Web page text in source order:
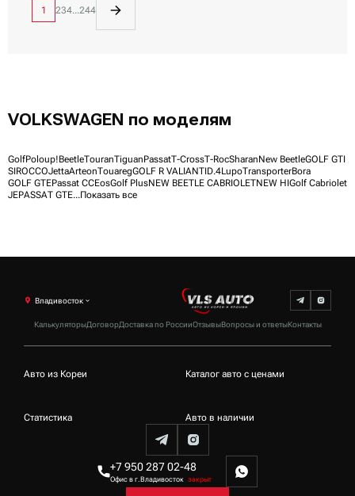
1 234...244
VOLKSWAGEN по моделям
GolfPoloup!BeetleTouranTiguanPassatT-CrossT-RocSharanNew BeetleGOLF GTI
SIROCCOJettaArteonTouaregGOLF R VALIANTID.4LupoTransporterBora
GOLF GTEPassat CCEosGolf PlusNEW BEETLE CABRIOLETNEW HIGolf Cabriolet
JEPASSAT GTE...Показать все
КалькуляторыДоговорДоставка по РоссииОтзывыВопросы и ответыКонтакты
Владивосток
+7 950 287 02-48
Офис в г.Владивосток закрыт
Авто из Кореи Каталог авто с ценами
Статистика Авто в наличии